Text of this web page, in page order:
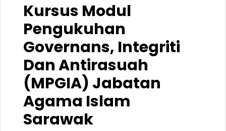
Kursus Modul
Pengukuhan
Governans, Integriti
Dan Antirasuah
(MPGIA) Jabatan
Agama Islam
Sarawak